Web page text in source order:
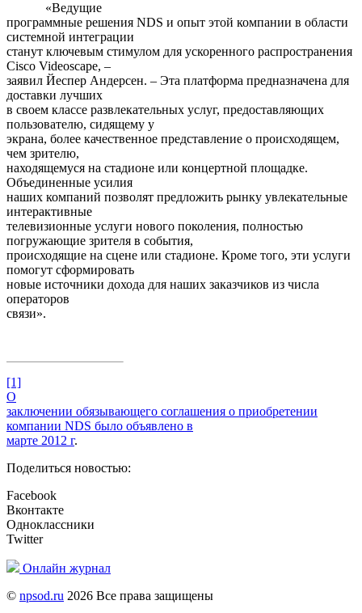
«Ведущие
программные решения NDS и опыт этой компании в области
системной интеграции
станут ключевым стимулом для ускоренного распространения
Cisco Videoscape, –
заявил Йеспер Андерсен. – Эта платформа предназначена для
доставки лучших
в своем классе развлекательных услуг, предоставляющих
пользователю, сидящему у
экрана, более качественное представление о происходящем,
чем зрителю,
находящемуся на стадионе или концертной площадке.
Объединенные усилия
наших компаний позволят предложить рынку увлекательные
интерактивные
телевизионные услуги нового поколения, полностью
погружающие зрителя в события,
происходящие на сцене или стадионе. Кроме того, эти услуги
помогут сформировать
новые источники дохода для наших заказчиков из числа
операторов
связи».
[1]
О
заключении обязывающего соглашения о приобретении
компании NDS было объявлено в
марте 2012 г.
Поделиться новостью:
Facebook
Вконтакте
Одноклассники
Twitter
Онлайн журнал
© npsod.ru 2026 Все права защищены